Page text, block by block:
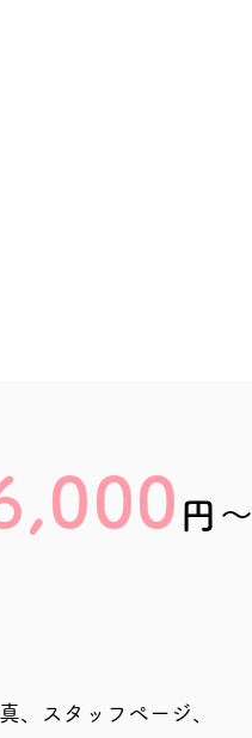
円〜
、スタッフページ、